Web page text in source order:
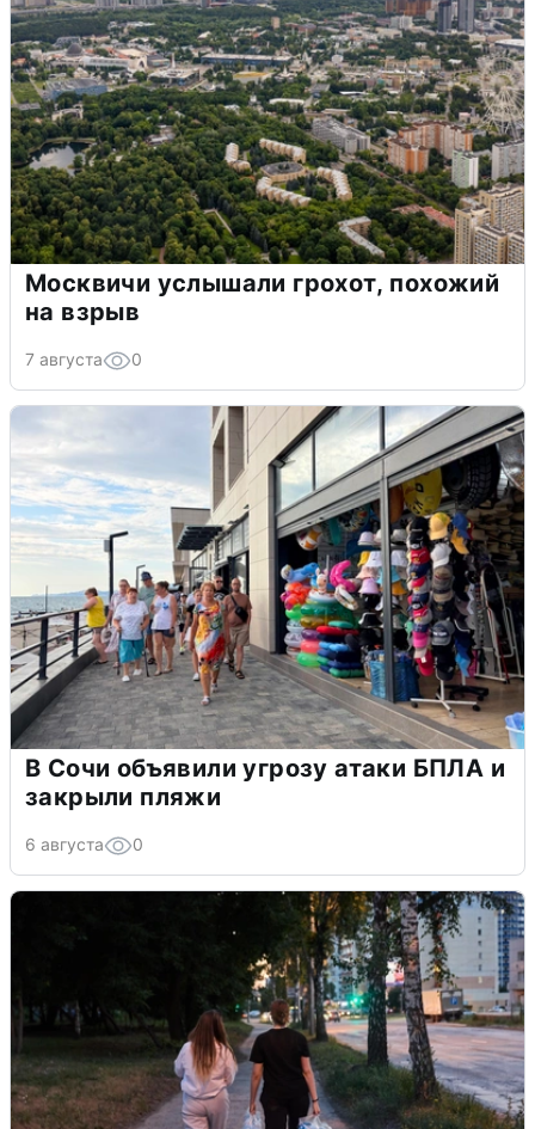
Москвичи услышали грохот, похожий
на взрыв
7 августа 0
В Сочи объявили угрозу атаки БПЛА и
закрыли пляжи
6 августа 0